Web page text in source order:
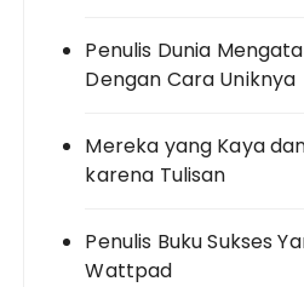
Penulis Dunia
Dengan Cara Uniknya
Mereka yang Kaya
karena Tulisan
Penulis Buku Sukses
Wattpad